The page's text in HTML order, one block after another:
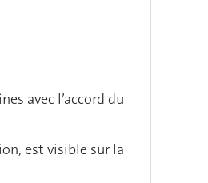
avec l’accord du
est visible sur la